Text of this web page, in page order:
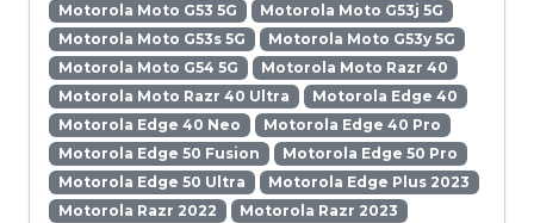
Motorola Moto G53 5G
Motorola Moto G53j 5G
Motorola Moto G53s 5G
Motorola Moto G53y 5G
Motorola Moto G54 5G
Motorola Moto Razr 40
Motorola Moto Razr 40 Ultra
Motorola Edge 40
Motorola Edge 40 Neo
Motorola Edge 40 Pro
Motorola Edge 50 Fusion
Motorola Edge 50 Pro
Motorola Edge 50 Ultra
Motorola Edge Plus 2023
Motorola Razr 2022
Motorola Razr 2023